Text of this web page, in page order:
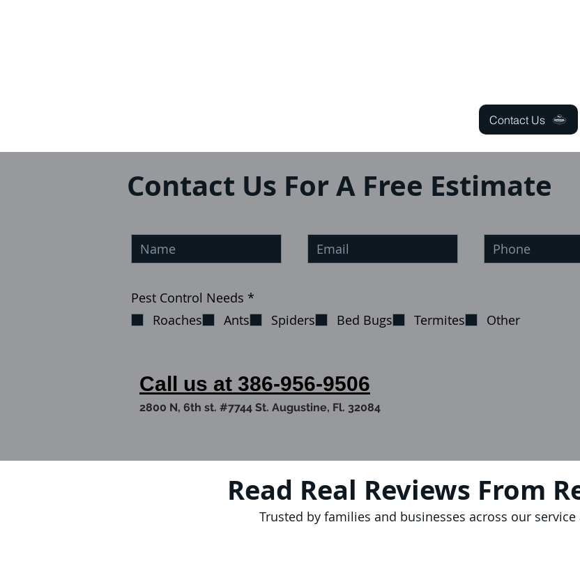
Contact Us
Contact Us For A Free Estimate
Pest Control Needs *
б
я
е
л
ь
н
Roaches Ants Spiders Bed Bugs Termites Other
Call us at 386-956-9506
2800 N, 6th st. #7744 St. Augustine, Fl. 32084
Read Real Reviews From
Trusted by families and businesses across our